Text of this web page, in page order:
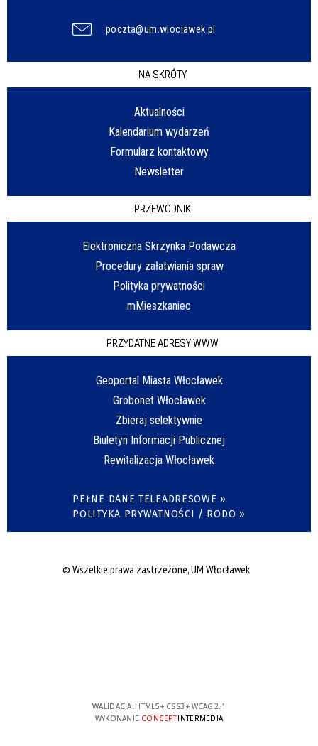
poczta@um.wloclawek.pl
NA SKRÓTY
Aktualności
Kalendarium wydarzeń
Formularz kontaktowy
Newsletter
PRZEWODNIK
Elektroniczna Skrzynka Podawcza
Procedury załatwiania spraw
Polityka prywatności
mMieszkaniec
PRZYDATNE ADRESY WWW
Geoportal Miasta Włocławek
Grobonet Włocławek
Zbieraj selektywnie
Biuletyn Informacji Publicznej
Rewitalizacja Włocławek
PEŁNE DANE TELEADRESOWE »
POLITYKA PRYWATNOŚCI / RODO »
© Wszelkie prawa zastrzeżone, UM Włocławek
WALIDACJA: HTML5+ CSS3 + WCAG 2.1
WYKONANIE CONCEPTINTERMEDIA